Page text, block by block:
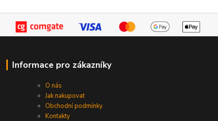
Informace pro zákazníky
O nás
Jak nakupovat
Obchodní podmínky
Kontakty